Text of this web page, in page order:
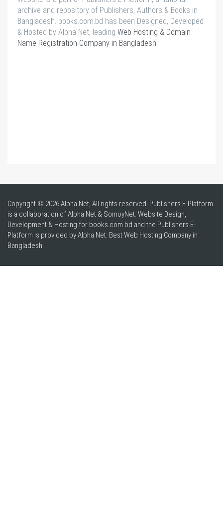
archive and repository of Publishers, Authors & Books in
Bangladesh. books.com.bd has been Designed, Developed
& Hosted by Alpha Net, leading Web Hosting & Domain
Name Registration Company in Bangladesh
Copyright © 2026 Alpha Net, All rights reserved. Publishers E-Platform
is a collaboration of Alpha Net & SomoyNet. Website Design,
Development & Hosting for books.com.bd and the Publishers E-
Platform is provided by Alpha Net. BestWeb Hosting Company in
Bangladesh.